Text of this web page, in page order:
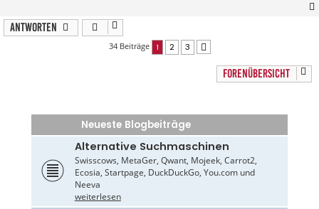
Antworten
34 Beiträge 1 2 3
FORENÜBERSICHT
Neueste Blogbeiträge
Alternative Suchmaschinen
Swisscows, MetaGer, Qwant, Mojeek, Carrot2,
Ecosia, Startpage, DuckDuckGo, You.com und
Neeva
weiterlesen